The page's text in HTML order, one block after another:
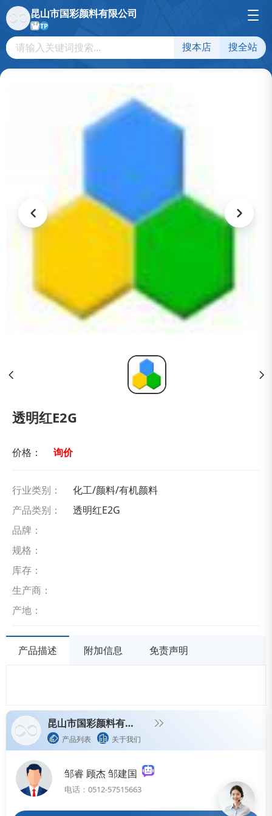
昆山市国彩颜料有限公司
TP
搜本店 搜全站
透明红E2G
价格： 询价
行业类别：
化工/颜料/有机颜料
产品类别：
透明红E2G
品牌：
规格：
库存：
生产商：
产地：
产品描述 附加信息 免责声明
昆山市国彩颜料有限公司
产品列表 关于我们
邹睿 顾杰 邹建国
电话：0512-57515663